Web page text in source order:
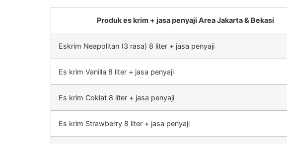
Produk es krim + jasa penyaji Area Jakarta & Bekasi
Eskrim Neapolitan (3 rasa) 8 liter + jasa penyaji
Es krim Vanilla 8 liter + jasa penyaji
Es krim Coklat 8 liter + jasa penyaji
Es krim Strawberry 8 liter + jasa penyaji